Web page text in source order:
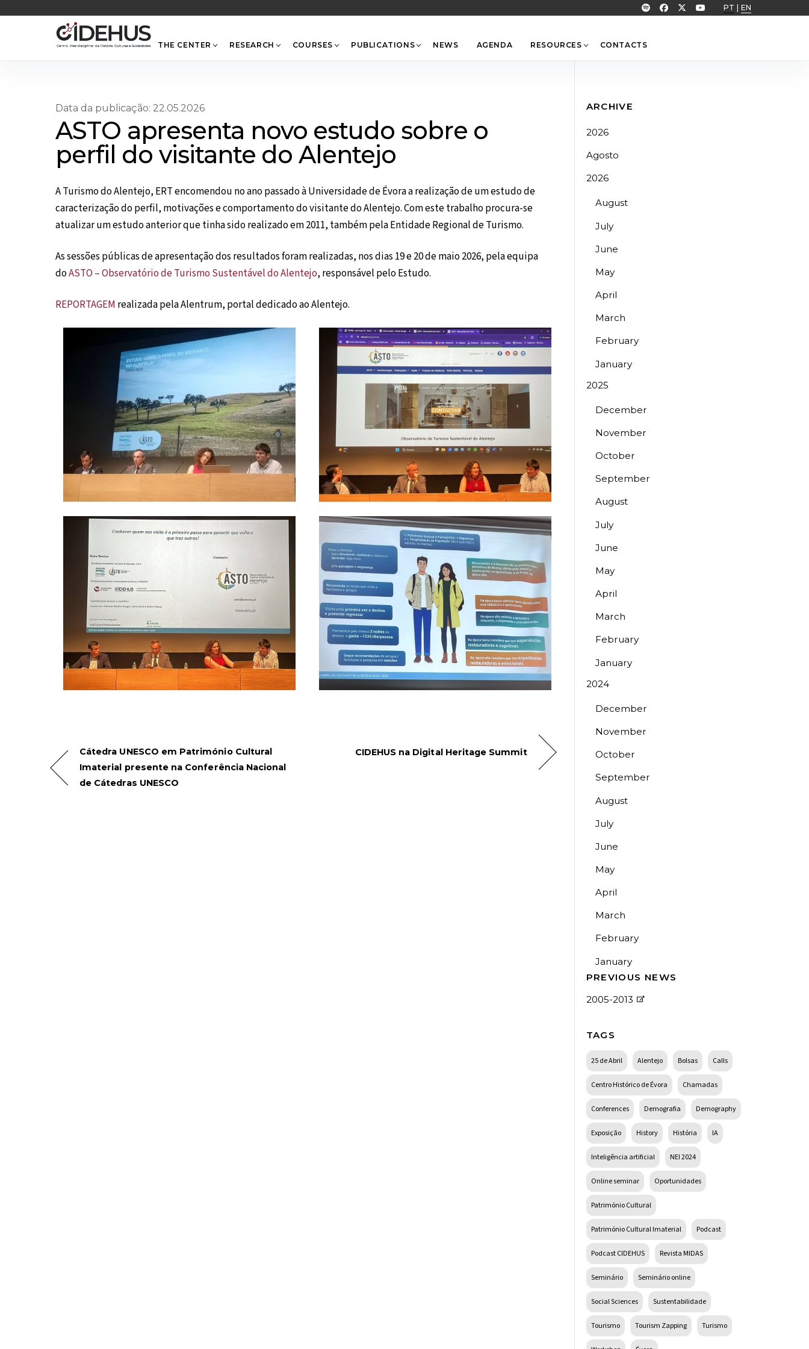
PT EN
THE CENTER RESEARCH COURSES PUBLICATIONS NEWS AGENDA RESOURCES CONTACTS
Data da publicação: 22.05.2026
ASTO apresenta novo estudo sobre o
perfil do visitante do Alentejo
A Turismo do Alentejo, ERT encomendou no ano passado à Universidade de Évora a realização de um estudo de
caracterização do perfil, motivações e comportamento do visitante do Alentejo. Com este trabalho procura-se
atualizar um estudo anterior que tinha sido realizado em 2011, também pela Entidade Regional de Turismo.
As sessões públicas de apresentação dos resultados foram realizadas, nos dias 19 e 20 de maio 2026, pela equipa
doASTO – Observatório de Turismo Sustentável do Alentejo, responsável pelo Estudo.
REPORTAGEM realizada pela Alentrum, portal dedicado ao Alentejo.
Cátedra UNESCO em Património Cultural
Imaterial presente na Conferência Nacional
de Cátedras UNESCO
CIDEHUS na Digital Heritage Summit
ARCHIVE
2026
Agosto
2026
August
July
June
May
April
March
February
January
2025
December
November
October
September
August
July
June
May
April
March
February
January
2024
December
November
October
September
August
July
June
May
April
March
February
January
PREVIOUS NEWS
2005-2013
TAGS
25 de Abril Alentejo Bolsas Calls
Centro Histórico de Évora Chamadas
Conferences Demografia Demography
Exposição History História IA
Inteligência artificial NEI 2024
Online seminar Oportunidades
Património Cultural
Património Cultural Imaterial Podcast
Podcast CIDEHUS Revista MIDAS
Seminário Seminário online
Social Sciences Sustentabilidade
Tourismo Tourism Zapping Turismo
Top